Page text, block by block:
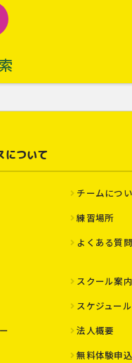
について
チームにつ
練習場所
よくある質問
スクール案内
スケジュール
法人概要
無料体験申